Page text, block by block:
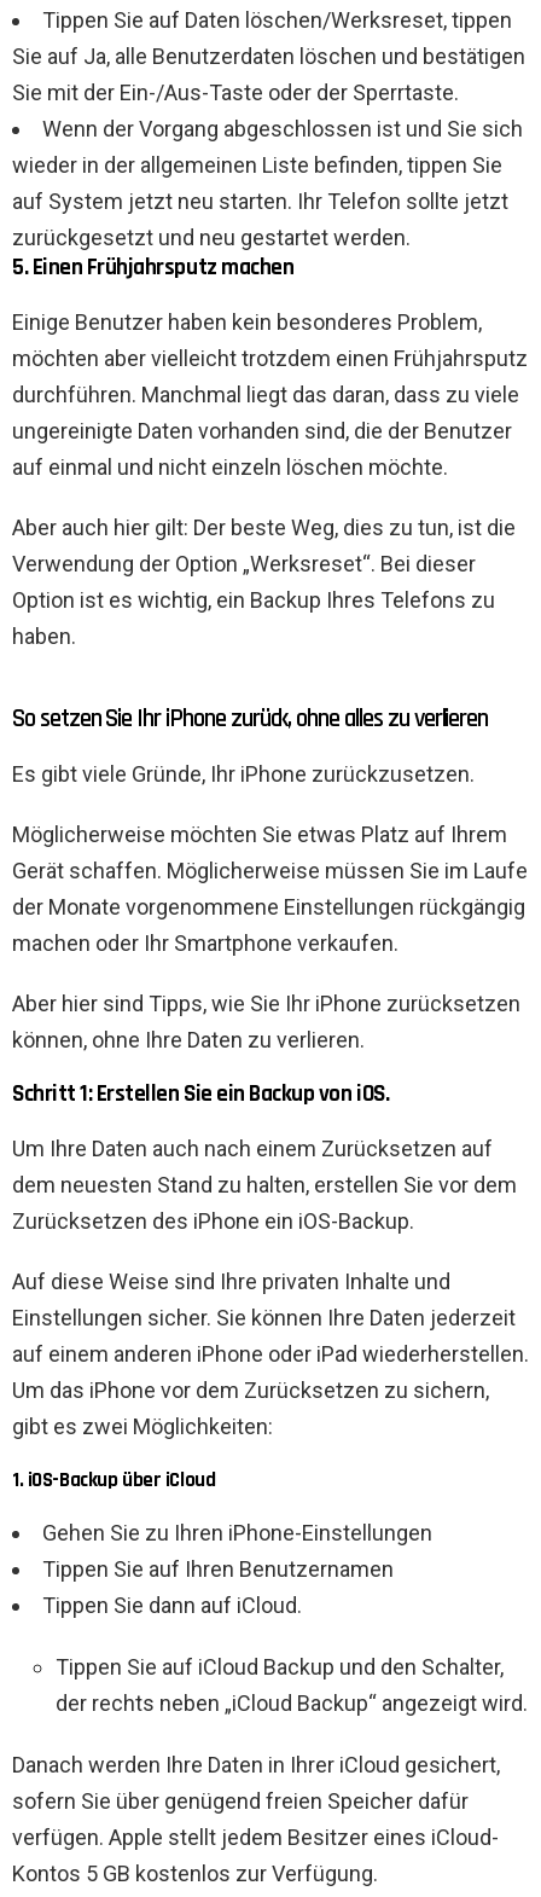
Tippen Sie auf Daten löschen/Werksreset, tippen
Sie auf Ja, alle Benutzerdaten löschen und bestätigen
Sie mit der Ein-/Aus-Taste oder der Sperrtaste.
Wenn der Vorgang abgeschlossen ist und Sie sich
wieder in der allgemeinen Liste befinden, tippen Sie
auf System jetzt neu starten. Ihr Telefon sollte jetzt
zurückgesetzt und neu gestartet werden.
5. Einen Frühjahrsputz machen
Einige Benutzer haben kein besonderes Problem,
möchten aber vielleicht trotzdem einen Frühjahrsputz
durchführen. Manchmal liegt das daran, dass zu viele
ungereinigte Daten vorhanden sind, die der Benutzer
auf einmal und nicht einzeln löschen möchte.
Aber auch hier gilt: Der beste Weg, dies zu tun, ist die
Verwendung der Option „Werksreset“. Bei dieser
Option ist es wichtig, ein Backup Ihres Telefons zu
haben.
So setzen Sie Ihr iPhone zurück, ohne alles zu verlieren
Es gibt viele Gründe, Ihr iPhone zurückzusetzen.
Möglicherweise möchten Sie etwas Platz auf Ihrem
Gerät schaffen. Möglicherweise müssen Sie im Laufe
der Monate vorgenommene Einstellungen rückgängig
machen oder Ihr Smartphone verkaufen.
Aber hier sind Tipps, wie Sie Ihr iPhone zurücksetzen
können, ohne Ihre Daten zu verlieren.
Schritt 1: Erstellen Sie ein Backup von iOS.
Um Ihre Daten auch nach einem Zurücksetzen auf
dem neuesten Stand zu halten, erstellen Sie vor dem
Zurücksetzen des iPhone ein iOS-Backup.
Auf diese Weise sind Ihre privaten Inhalte und
Einstellungen sicher. Sie können Ihre Daten jederzeit
auf einem anderen iPhone oder iPad wiederherstellen.
Um das iPhone vor dem Zurücksetzen zu sichern,
gibt es zwei Möglichkeiten:
1. iOS-Backup über iCloud
Gehen Sie zu Ihren iPhone-Einstellungen
Tippen Sie auf Ihren Benutzernamen
Tippen Sie dann auf iCloud.
Tippen Sie auf iCloud Backup und den Schalter,
der rechts neben „iCloud Backup“ angezeigt wird.
Danach werden Ihre Daten in Ihrer iCloud gesichert,
sofern Sie über genügend freien Speicher dafür
verfügen. Apple stellt jedem Besitzer eines iCloud-
Kontos 5 GB kostenlos zur Verfügung.